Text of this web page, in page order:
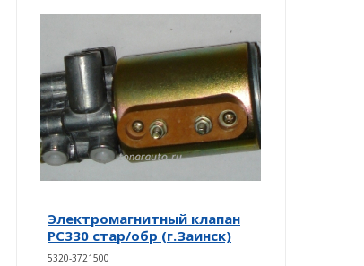
Электромагнитный клапан
РС330 стар/обр (г.Заинск)
5320-3721500